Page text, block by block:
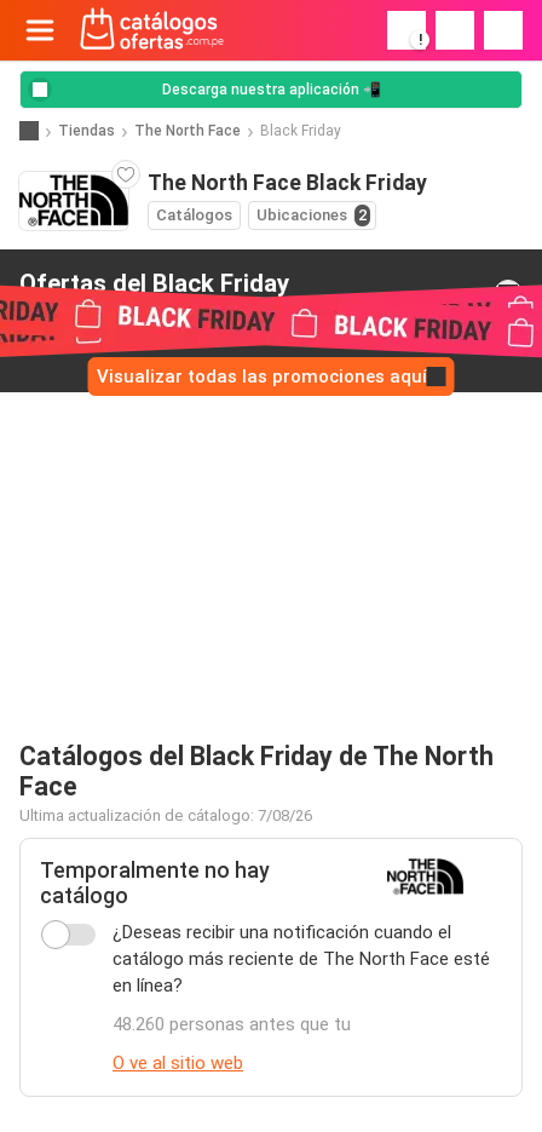
!
Descarga nuestra aplicación 📲
Tiendas The North Face Black Friday
The North Face Black Friday
Catálogos Ubicaciones 2
Ofertas del Black Friday
de The North Face
Visualizar todas las promociones aquí
Catálogos del Black Friday de The North
Face
Ultima actualización de cátalogo: 7/08/26
Temporalmente no hay
catálogo
¿Deseas recibir una notificación cuando el
catálogo más reciente de The North Face esté
en línea?
48.260 personas antes que tu
O ve al sitio web